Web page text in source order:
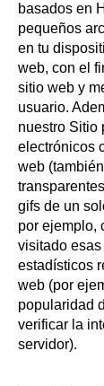
basados en
pequeños
en tu
web, con el
sitio web y
usuario.
nuestro Sitio
electrónicos
web
gifs de un
por ejemplo,
visitado
estadísticos
web (por
popularidad
verificar la
servidor).